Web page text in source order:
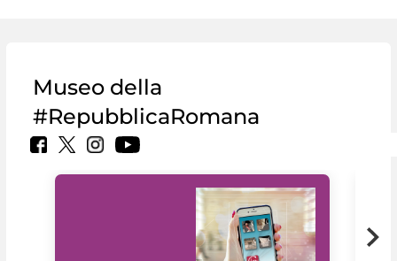
Museo della
#RepubblicaRomana